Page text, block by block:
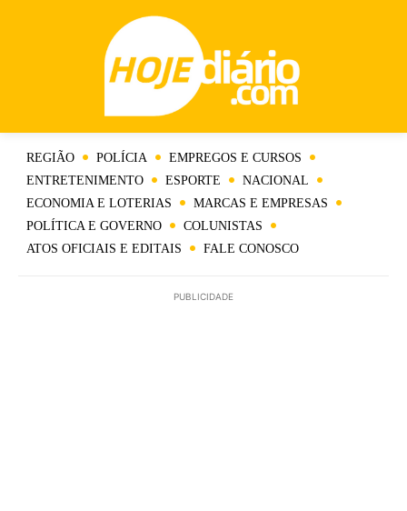
REGIÃO POLÍCIA
EMPREGOS E CURSOS
ENTRETENIMENTO
ESPORTE
NACIONAL
ECONOMIA E LOTERIAS
MARCAS E EMPRESAS
POLÍTICA E GOVERNO
COLUNISTAS
ATOS OFICIAIS E EDITAIS
FALE CONOSCO
PUBLICIDADE